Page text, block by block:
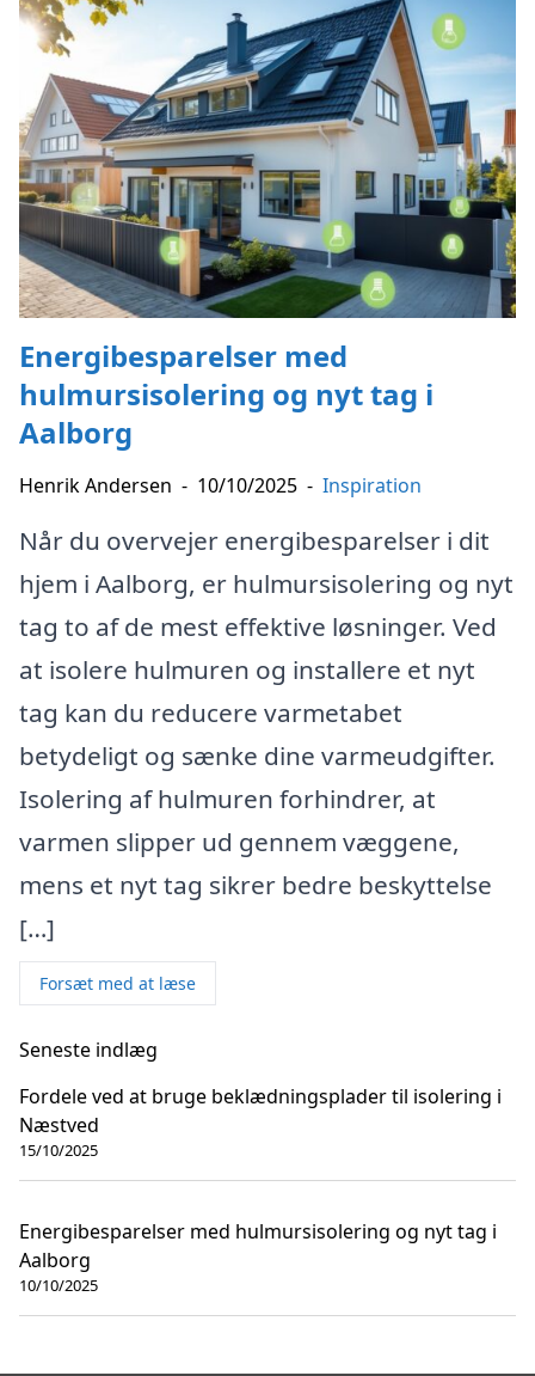
Energibesparelser med
hulmursisolering og nyt tag i
Aalborg
Henrik Andersen - 10/10/2025 - Inspiration
Når du overvejer energibesparelser i dit
hjem i Aalborg, er hulmursisolering og nyt
tag to af de mest effektive løsninger. Ved
at isolere hulmuren og installere et nyt
tag kan du reducere varmetabet
betydeligt og sænke dine varmeudgifter.
Isolering af hulmuren forhindrer, at
varmen slipper ud gennem væggene,
mens et nyt tag sikrer bedre beskyttelse
[…]
Forsæt med at læse
Seneste indlæg
Fordele ved at bruge beklædningsplader til isolering i
Næstved
15/10/2025
Energibesparelser med hulmursisolering og nyt tag i
Aalborg
10/10/2025